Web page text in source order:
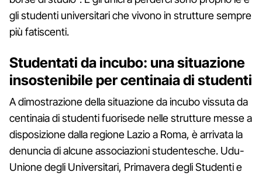
gli studenti universitari che vivono in strutture sempre
più fatiscenti.
Studentati da incubo: una situazione
insostenibile per centinaia di studenti
A dimostrazione della situazione da incubo vissuta da
centinaia di studenti fuorisede nelle strutture messe a
disposizione dalla regione Lazio a Roma, è arrivata la
denuncia di alcune associazioni studentesche. Udu-
Unione degli Universitari, Primavera degli Studenti e